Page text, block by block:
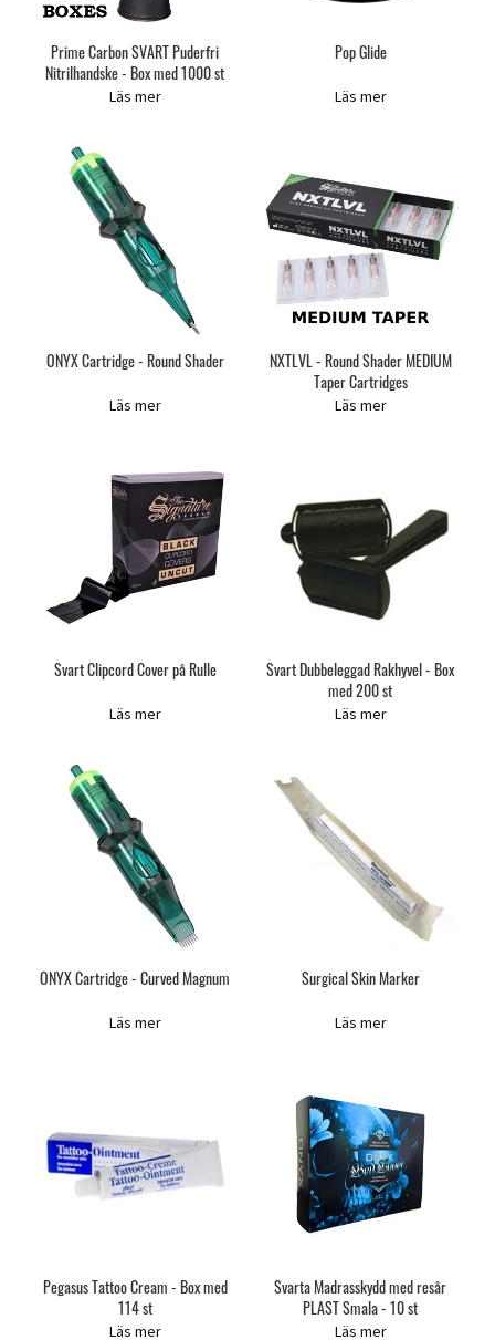
Prime Carbon SVART Puderfri
Nitrilhandske - Box med 1000 st
Läs mer
Pop Glide
Läs mer
ONYX Cartridge - Round Shader
Läs mer
NXTLVL - Round Shader MEDIUM
Taper Cartridges
Läs mer
Svart Clipcord Cover på Rulle
Läs mer
Svart Dubbeleggad Rakhyvel - Box
med 200 st
Läs mer
ONYX Cartridge - Curved Magnum
Läs mer
Surgical Skin Marker
Läs mer
Pegasus Tattoo Cream - Box med
114 st
Läs mer
Svarta Madrasskydd med resår
PLAST Smala - 10 st
Läs mer